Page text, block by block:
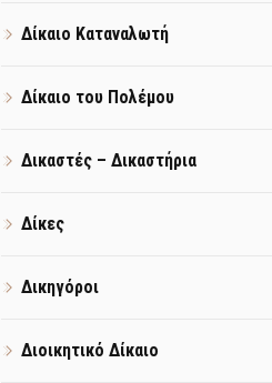
Δίκαιο Καταναλωτή
Δίκαιο του Πολέμου
Δικαστές – Δικαστήρια
Δίκες
Δικηγόροι
Διοικητικό Δίκαιο